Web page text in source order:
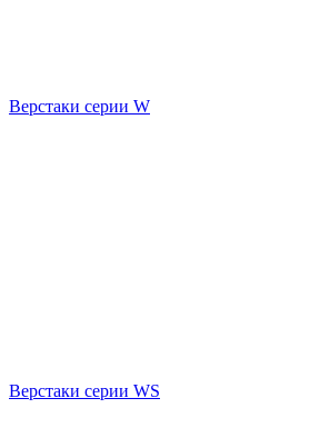
Верстаки серии W
Верстаки серии WS